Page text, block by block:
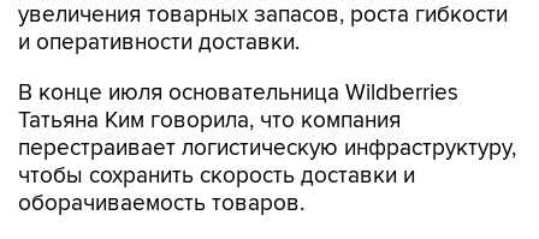
увеличения товарных запасов, роста гибкости
и оперативности доставки.
В конце июля основательница Wildberries
Татьяна Ким говорила, что компания
перестраивает логистическую инфраструктуру,
чтобы сохранить скорость доставки и
оборачиваемость товаров.